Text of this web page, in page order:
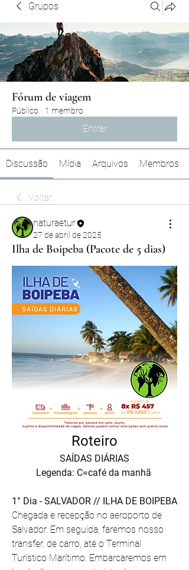
Grupos
Fórum de viagem
Público · 1 membro
Entrar
Discussão Mídia Arquivos Membros
Voltar
naturaetur
27 de abril de 2025
Ilha de Boipeba (Pacote de 5 dias)
Roteiro
SAÍDAS DIÁRIAS
Legenda: C=café da manhã
1° Dia - SALVADOR // ILHA DE BOIPEBA
Chegada e recepção no aeroporto de
Salvador. Em seguida, faremos nosso
transfer, de carro, até o Terminal
Turístico Marítimo. Embarcaremos em